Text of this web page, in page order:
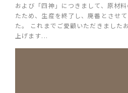
および「四神」につきまして、原材
たため、生産を終了し、廃番とさせ
た。 これまでご愛顧いただきました
上げます...